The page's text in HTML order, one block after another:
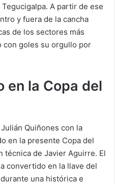
A partir de ese
y fuera de la cancha
de los sectores más
con goles su orgullo por
en la Copa del
Quiñones con la
en la presente Copa del
técnica de Javier Aguirre. El
convertido en la llave del
una histórica e